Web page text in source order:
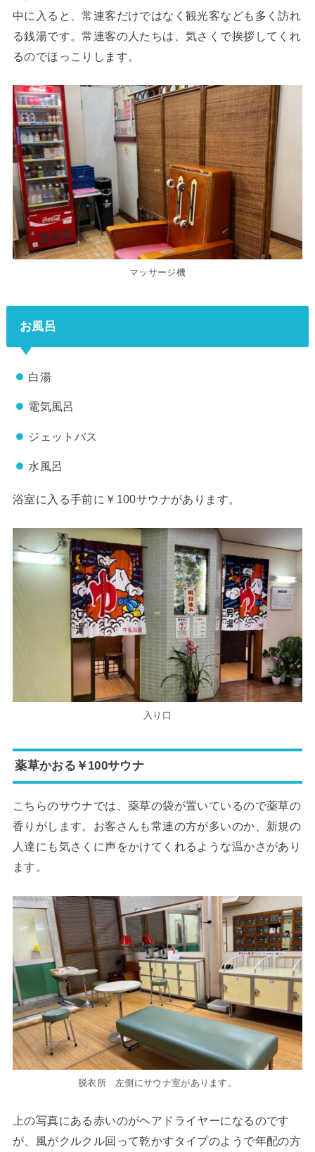
中に入ると、常連客だけではなく観光客なども多く訪れ
る銭湯です。常連客の人たちは、気さくで挨拶してくれ
るのでほっこりします。
マッサージ機
お風呂
白湯
電気風呂
ジェットバス
水風呂
浴室に入る手前に￥100サウナがあります。
入り口
薬草かおる￥100サウナ
こちらのサウナでは、薬草の袋が置いているので薬草の
香りがします。お客さんも常連の方が多いのか、新規の
人達にも気さくに声をかけてくれるような温かさがあり
ます。
脱衣所 左側にサウナ室があります。
上の写真にある赤いのがヘアドライヤーになるのです
が、風がクルクル回って乾かすタイプのようで年配の方